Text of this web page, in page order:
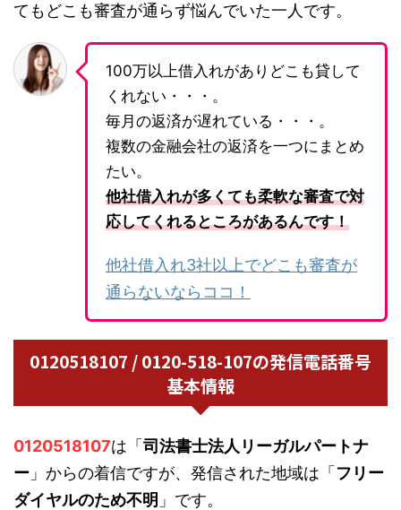
てもどこも審査が通らず悩んでいた一人です。
100万以上借入れがありどこも貸して
くれない・・・。
毎月の返済が遅れている・・・。
複数の金融会社の返済を一つにまとめ
たい。
他社借入れが多くても柔軟な審査で対
応してくれるところがあるんです！
他社借入れ3社以上でどこも審査が
通らないならココ！
0120518107 / 0120-518-107の発信電話番号
基本情報
0120518107は「 司法書士法人リーガルパートナ
ー 」からの着信ですが、発信された地域は「 フリー
ダイヤルのため不明 」です。